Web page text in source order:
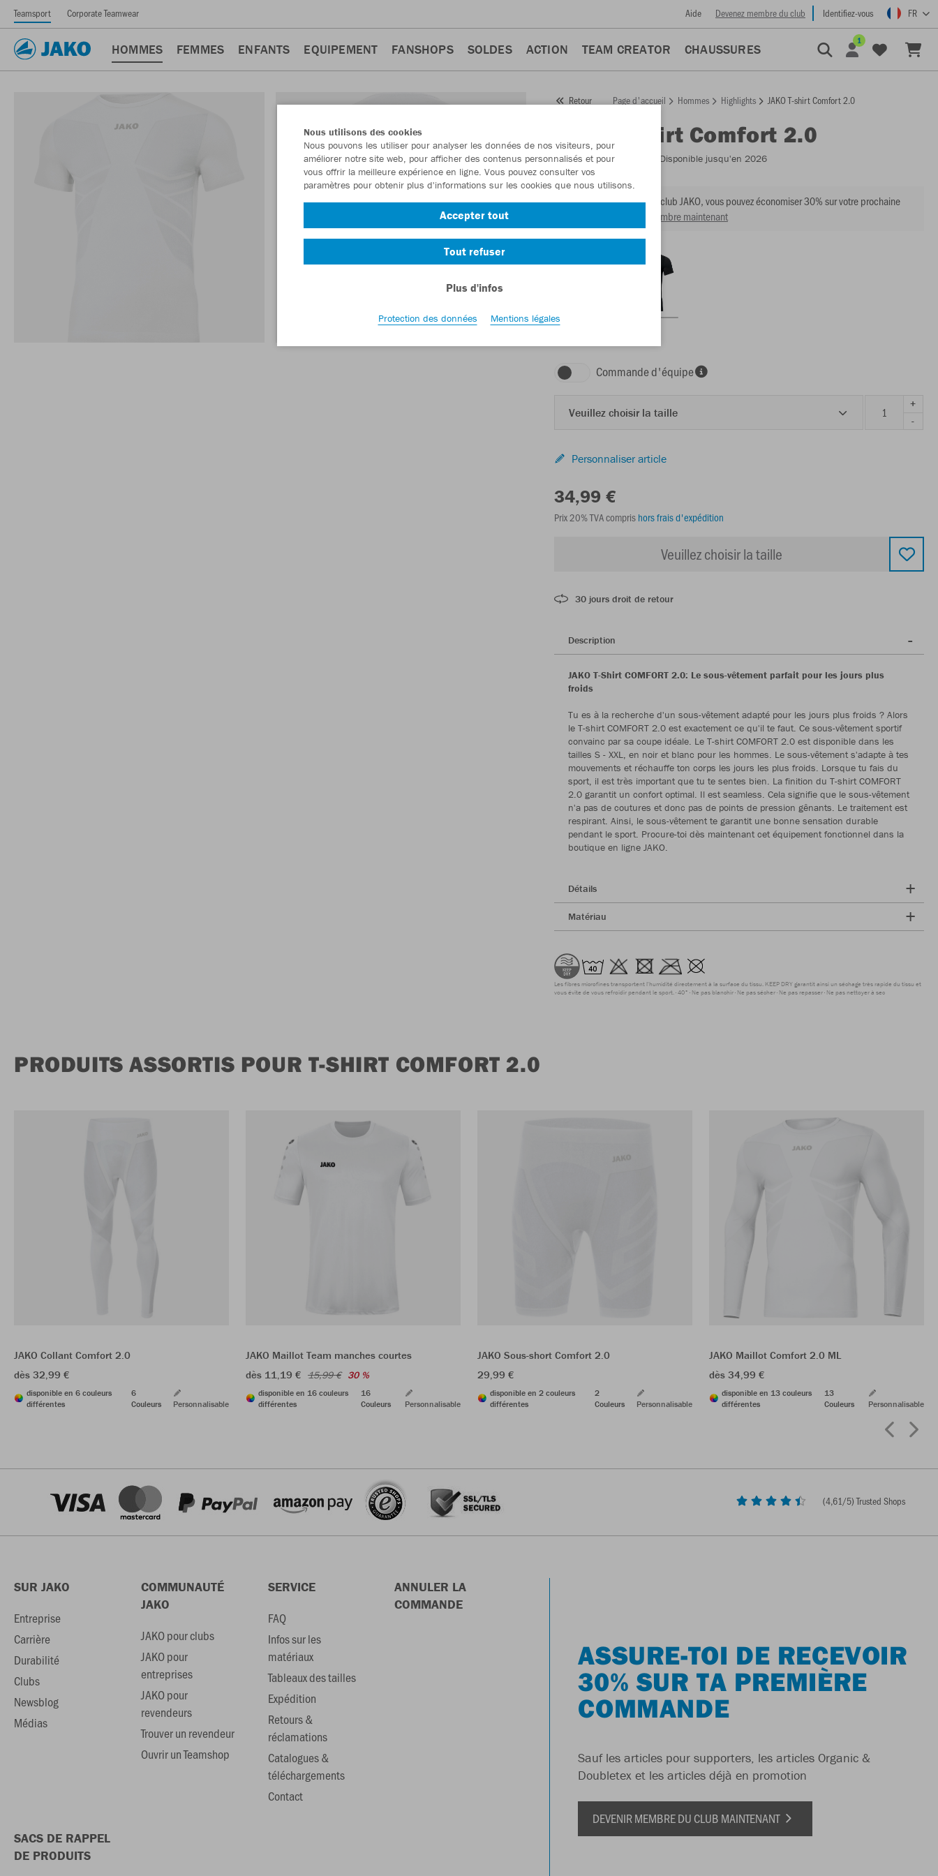
Teamsport Corporate Teamwear Aide Devenez membre du club Identifiez-vous FR
HOMMES FEMMES ENFANTS EQUIPEMENT FANSHOPS SOLDES ACTION TEAM CREATOR CHAUSSURES
1
Retour Page d'accueil Hommes Highlights JAKO T-shirt Comfort 2.0
T-shirt Comfort 2.0
Numéro d’article: - Disponible jusqu'en 2026
En tant que membre du club JAKO, vous pouvez économiser 30% sur votre prochaine
Devenir membre maintenant
Commande d'équipe
Veuillez choisir la taille
+
-
Personnaliser article
34,99 €
Prix 20% TVA compris hors frais d'expédition
Veuillez choisir la taille
30 jours droit de retour
Description
JAKO T-Shirt COMFORT 2.0: Le sous-vêtement parfait pour les jours plus
froids
Tu es à la recherche d'un sous-vêtement adapté pour les jours plus froids ? Alors
le T-shirt COMFORT 2.0 est exactement ce qu'il te faut. Ce sous-vêtement sportif
convainc par sa coupe idéale. Le T-shirt COMFORT 2.0 est disponible dans les
tailles S - XXL, en noir et blanc pour les hommes. Le sous-vêtement s'adapte à tes
mouvements et réchauffe ton corps les jours les plus froids. Lorsque tu fais du
sport, il est très important que tu te sentes bien. La finition du T-shirt COMFORT
2.0 garantit un confort optimal. Il est seamless. Cela signifie que le sous-vêtement
n'a pas de coutures et donc pas de points de pression gênants. Le traitement est
respirant. Ainsi, le sous-vêtement te garantit une bonne sensation durable
pendant le sport. Procure-toi dès maintenant cet équipement fonctionnel dans la
boutique en ligne JAKO.
Détails
Matériau
Les fibres microfines transportent l'humidité directement à la surface du tissu. KEEP DRY garantit ainsi un séchage très rapide du tissu et
vous évite de vous refroidir pendant le sport. 40° Ne pas blanchir Ne pas sécher Ne pas repasser Ne pas nettoyer à sec
PRODUITS ASSORTIS POUR T-SHIRT COMFORT 2.0
JAKO Collant Comfort 2.0
dès 32,99 €
disponible en 6 couleurs
différentes
6
Couleurs
Personnalisable
JAKO Maillot Team manches courtes
dès 11,19 € 15,99 € 30 %
disponible en 16 couleurs
différentes
16
Couleurs
Personnalisable
JAKO Sous-short Comfort 2.0
29,99 €
disponible en 2 couleurs
différentes
2
Couleurs
Personnalisable
JAKO Maillot Comfort 2.0 ML
dès 34,99 €
disponible en 13 couleurs
différentes
13
Couleurs
Personnalisable
(4,61/5) Trusted Shops
SUR JAKO
Entreprise
Carrière
Durabilité
Clubs
Newsblog
Médias
COMMUNAUTÉ
JAKO
JAKO pour clubs
JAKO pour
entreprises
JAKO pour
revendeurs
Trouver un revendeur
Ouvrir un Teamshop
SERVICE
FAQ
Infos sur les
matériaux
Tableaux des tailles
Expédition
Retours &
réclamations
Catalogues &
téléchargements
Contact
ANNULER LA
COMMANDE
SACS DE RAPPEL
DE PRODUITS
ASSURE-TOI DE RECEVOIR
30% SUR TA PREMIÈRE
COMMANDE
Sauf les articles pour supporters, les articles Organic &
Doubletex et les articles déjà en promotion
DEVENIR MEMBRE DU CLUB MAINTENANT
Nous utilisons des cookies
Nous pouvons les utiliser pour analyser les données de nos visiteurs, pour
améliorer notre site web, pour afficher des contenus personnalisés et pour
vous offrir la meilleure expérience en ligne. Vous pouvez consulter vos
paramètres pour obtenir plus d'informations sur les cookies que nous utilisons.
Accepter tout
Tout refuser
Plus d'infos
Protection des données Mentions légales